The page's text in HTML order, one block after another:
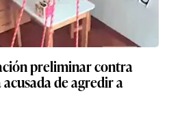
preliminar contra
de agredir a